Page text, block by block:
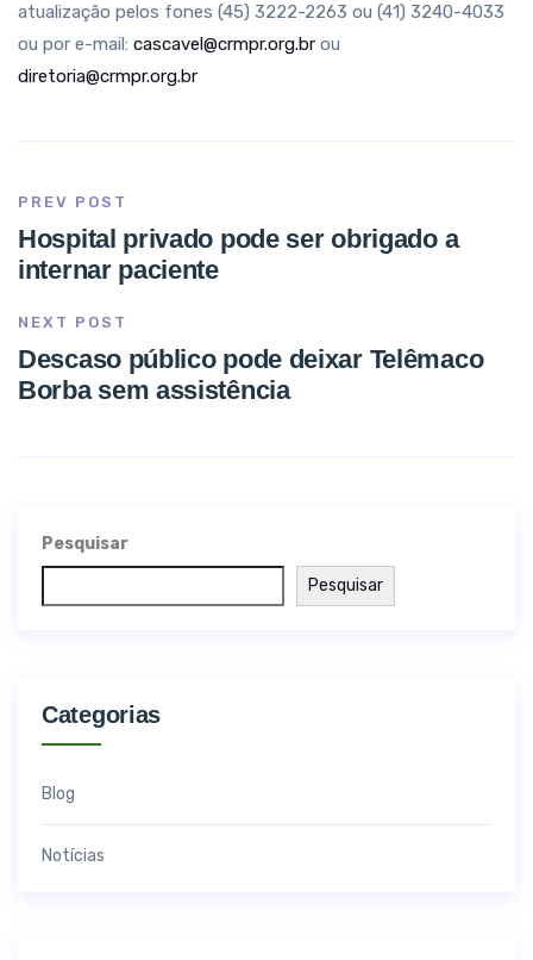
atualização pelos fones (45) 3222-2263 ou (41) 3240-4033
ou por e-mail: cascavel@crmpr.org.br ou
diretoria@crmpr.org.br
PREV POST
Hospital privado pode ser obrigado a
internar paciente
NEXT POST
Descaso público pode deixar Telêmaco
Borba sem assistência
Pesquisar
Pesquisar
Categorias
Blog
Notícias